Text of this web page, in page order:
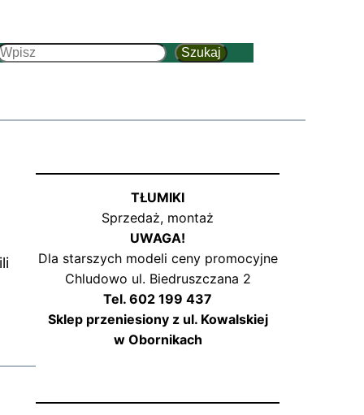
Szukaj
TŁUMIKI
Sprzedaż, montaż
UWAGA!
Dla starszych modeli ceny promocyjne
Chludowo ul. Biedruszczana 2
Tel. 602 199 437
Sklep przeniesiony z ul. Kowalskiej
w Obornikach